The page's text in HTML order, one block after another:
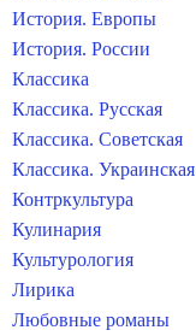
История. Европы
История. России
Классика
Классика. Русская
Классика. Советская
Классика. Украинская
Контркультура
Кулинария
Культурология
Лирика
Любовные романы